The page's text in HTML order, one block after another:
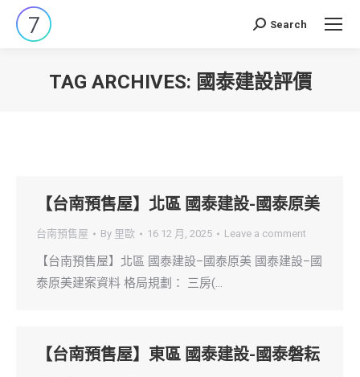
Search:
Search
TAG ARCHIVES: 國泰建設評價
【台南預售屋】北區 國泰建設-國泰原美
台南預售屋 By 里歐 16 12 月, 2025 Leave a comment
【台南預售屋】北區 國泰建設–國泰原美 國泰建設–國
泰原美建案資料 格局規劃： 三房(…
【台南預售屋】東區 國泰建設-國泰磐耘